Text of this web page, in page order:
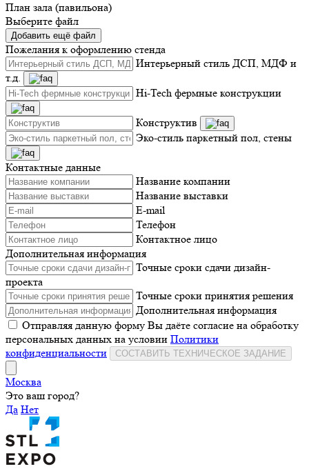
План зала (павильона)
Выберите файл
Добавить ещё файл
Пожелания к оформлению стенда
Интерьерный стиль ДСП, МДФ и
т.д.
Hi-Tech фермные конструкции
Конструктив
Эко-стиль паркетный пол, стены
Контактные данные
Название компании
Название выставки
E-mail
Телефон
Контактное лицо
Дополнительная информация
Точные сроки сдачи дизайн-
проекта
Точные сроки принятия решения
Дополнительная информация
Отправляя данную форму Вы даёте согласие на обработку
персональных данных на условии Политики
конфиденциальности
СОСТАВИТЬ ТЕХНИЧЕСКОЕ ЗАДАНИЕ
Москва
Это ваш город?
Да Нет